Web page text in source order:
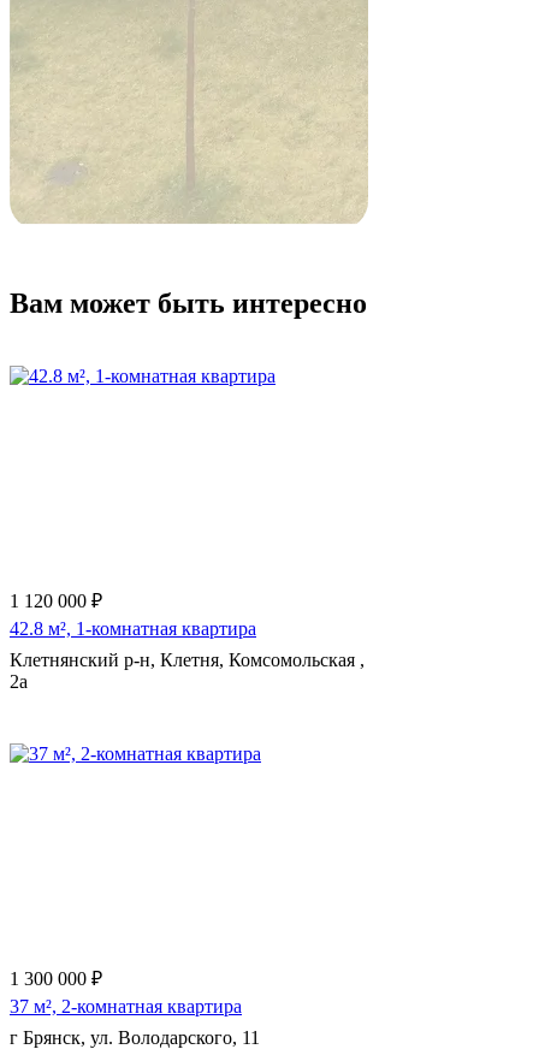
Вам может быть интересно
1 120 000 ₽
42.8 м², 1-комнатная квартира
Клетнянский р-н, Клетня, Комсомольская ,
2а
1 300 000 ₽
37 м², 2-комнатная квартира
г Брянск, ул. Володарского, 11